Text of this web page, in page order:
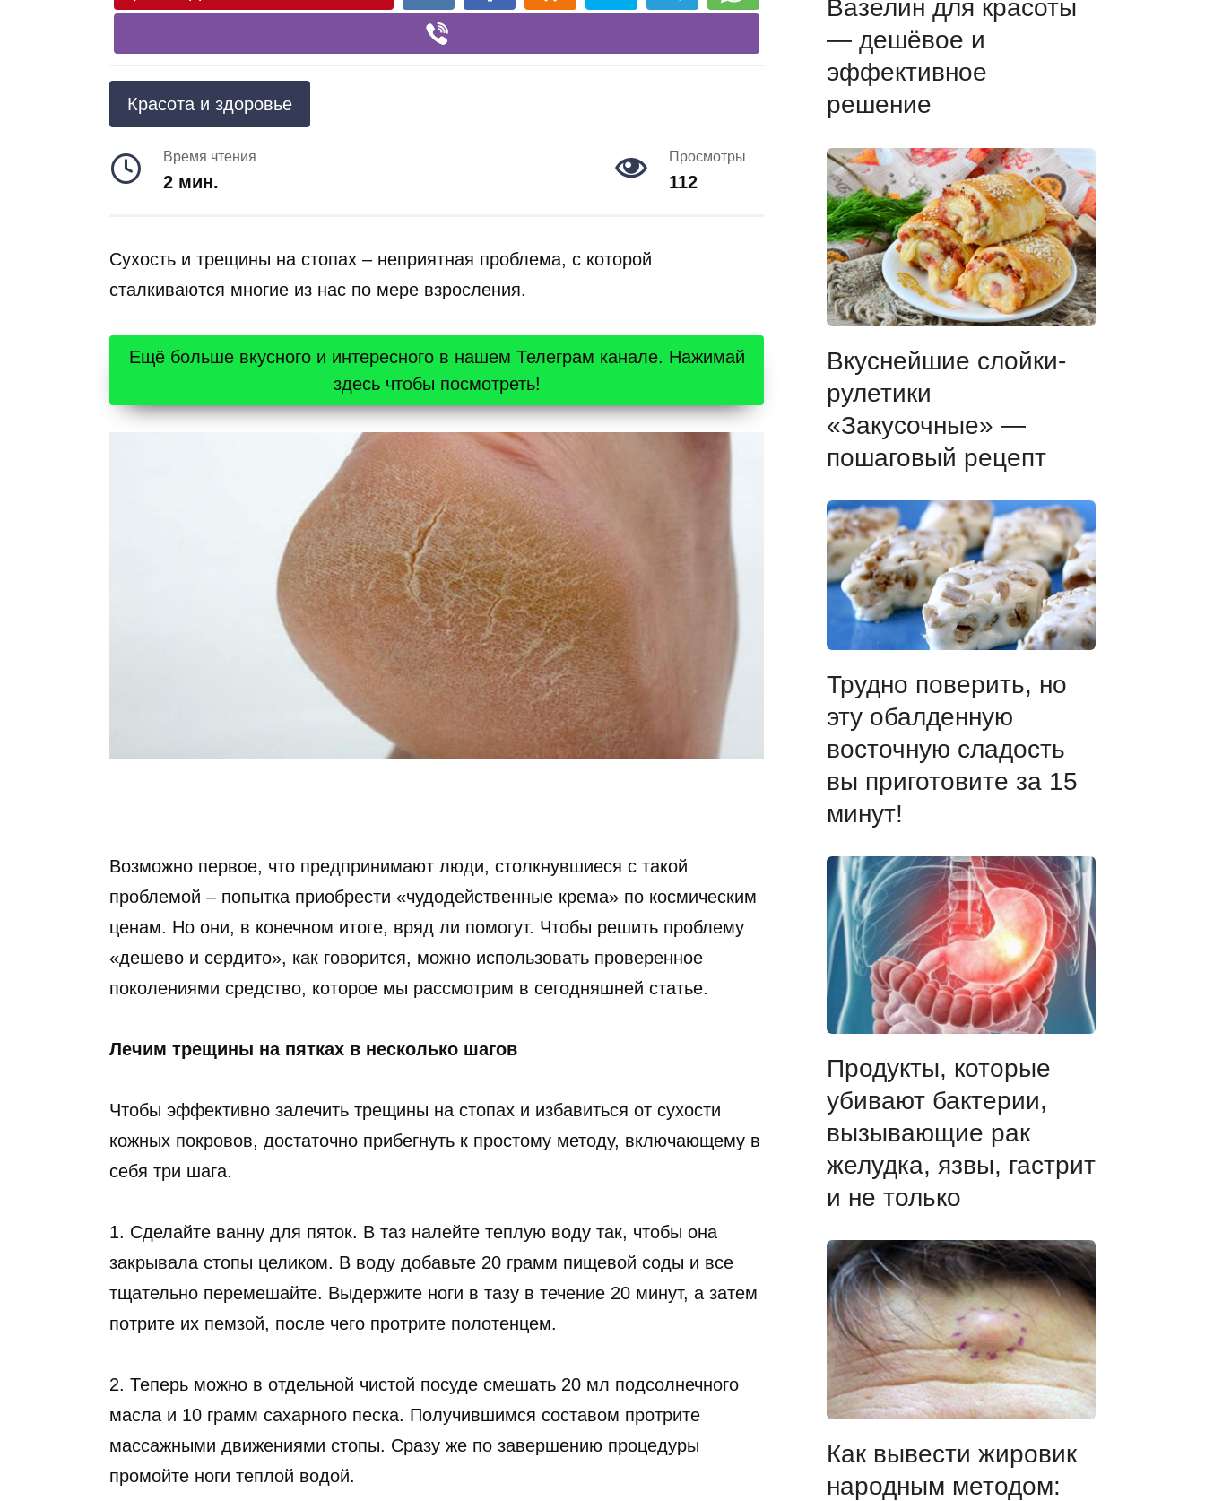
Красота и здоровье
Время чтения
2 мин.
Просмотры
112
Сухость и трещины на стопах – неприятная проблема, с которой
сталкиваются многие из нас по мере взросления.
Ещё больше вкусного и интересного в нашем Телеграм канале. Нажимай
здесь чтобы посмотреть!
Возможно первое, что предпринимают люди, столкнувшиеся с такой
проблемой – попытка приобрести «чудодейственные крема» по космическим
ценам. Но они, в конечном итоге, вряд ли помогут. Чтобы решить проблему
«дешево и сердито», как говорится, можно использовать проверенное
поколениями средство, которое мы рассмотрим в сегодняшней статье.
Лечим трещины на пятках в несколько шагов
Чтобы эффективно залечить трещины на стопах и избавиться от сухости
кожных покровов, достаточно прибегнуть к простому методу, включающему в
себя три шага.
1. Сделайте ванну для пяток. В таз налейте теплую воду так, чтобы она
закрывала стопы целиком. В воду добавьте 20 грамм пищевой соды и все
тщательно перемешайте. Выдержите ноги в тазу в течение 20 минут, а затем
потрите их пемзой, после чего протрите полотенцем.
2. Теперь можно в отдельной чистой посуде смешать 20 мл подсолнечного
масла и 10 грамм сахарного песка. Получившимся составом протрите
массажными движениями стопы. Сразу же по завершению процедуры
промойте ноги теплой водой.
Вазелин для красоты
— дешёвое и
эффективное
решение
Вкуснейшие слойки-
рулетики
«Закусочные» —
пошаговый рецепт
Трудно поверить, но
эту обалденную
восточную сладость
вы приготовите за 15
минут!
Продукты, которые
убивают бактерии,
вызывающие рак
желудка, язвы, гастрит
и не только
Как вывести жировик
народным методом: